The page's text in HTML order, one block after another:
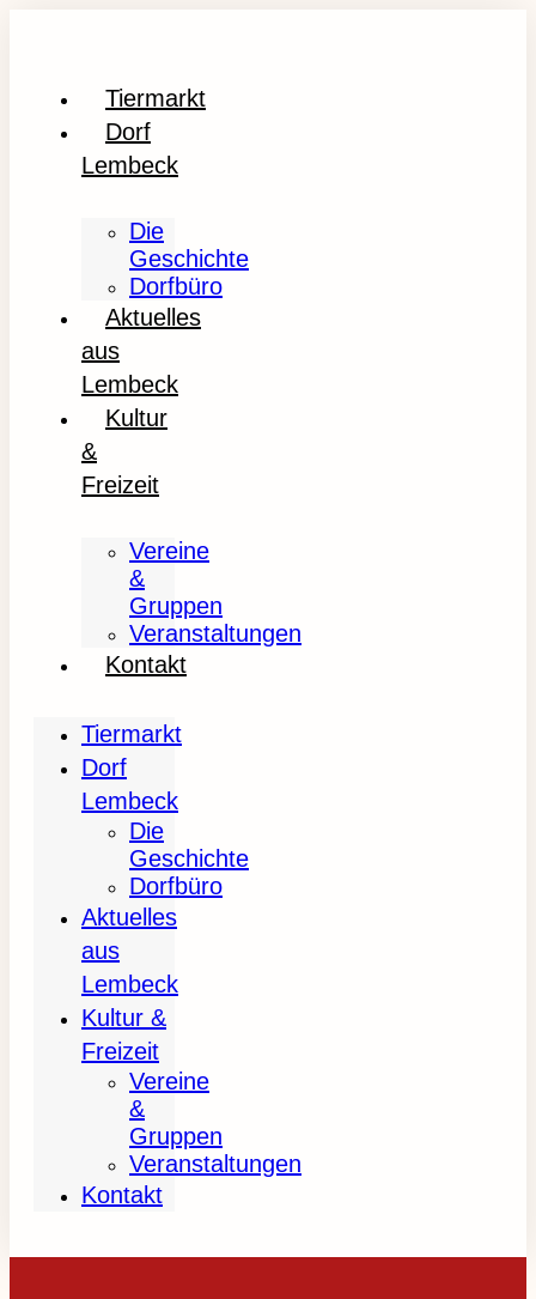
Tiermarkt
Dorf
Lembeck
Die
Geschichte
Dorfbüro
Aktuelles
aus
Lembeck
Kultur
&
Freizeit
Vereine
&
Gruppen
Veranstaltungen
Kontakt
Tiermarkt
Dorf
Lembeck
Die
Geschichte
Dorfbüro
Aktuelles
aus
Lembeck
Kultur &
Freizeit
Vereine
&
Gruppen
Veranstaltungen
Kontakt